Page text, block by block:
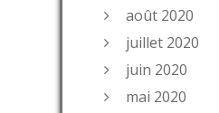
août 2020
juillet 2020
juin 2020
mai 2020